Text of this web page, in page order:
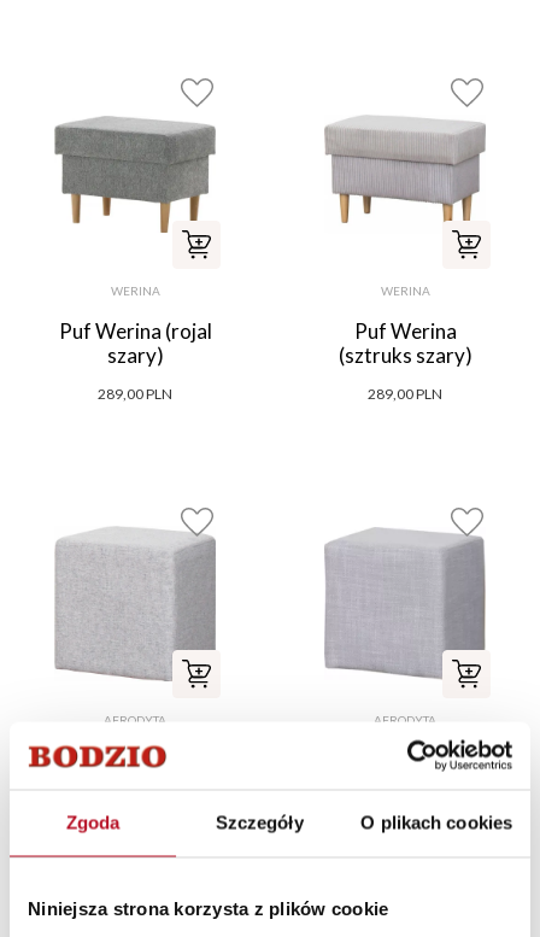
Zgoda Szczegóły O plikach cookies
Niniejsza strona korzysta z plików cookie
WERINA
Puf Werina (rojal
szary)
289,00 PLN
WERINA
Puf Werina
(sztruks szary)
289,00 PLN
AFRODYTA
Pufa Afrodyta D
(gustimo jasny
109,00 PLN
AFRODYTA
Pufa Afrodyta D
109,00 PLN